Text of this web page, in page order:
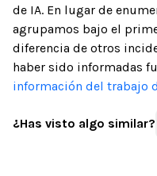
de IA. En lugar de
agrupamos bajo el
diferencia de otros
haber sido informadas
información del trabajo
¿Has visto algo similar?